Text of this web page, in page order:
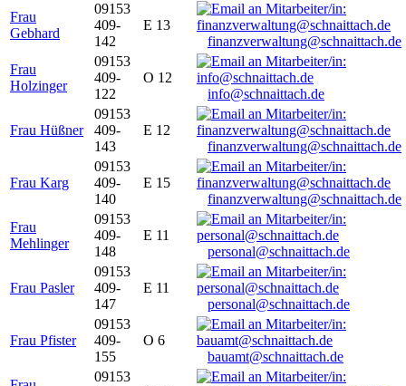
Frau
Gebhard
09153
409-
142
E 13
finanzverwaltung@schnaittach.de
Frau
Holzinger
09153
409-
122
O 12
info@schnaittach.de
Frau Hüßner
09153
409-
143
E 12
finanzverwaltung@schnaittach.de
Frau Karg
09153
409-
140
E 15
finanzverwaltung@schnaittach.de
Frau
Mehlinger
09153
409-
148
E 11
personal@schnaittach.de
Frau Pasler
09153
409-
147
E 11
personal@schnaittach.de
Frau Pfister
09153
409-
155
O 6
bauamt@schnaittach.de
09153